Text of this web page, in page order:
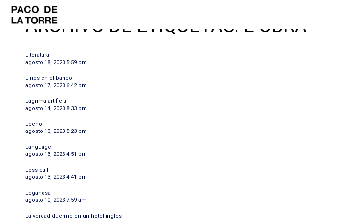
ARCHIVO DE ETIQUETAS: L-OBRA
Literatura
agosto 18, 2023 5:59 pm
Lirios en el banco
agosto 17, 2023 6:42 pm
Lágrima artificial
agosto 14, 2023 8:33 pm
Lecho
agosto 13, 2023 5:23 pm
Language
agosto 13, 2023 4:51 pm
Loss call
agosto 13, 2023 4:41 pm
Legañosa
agosto 10, 2023 7:59 am
La verdad duerme en un hotel inglés